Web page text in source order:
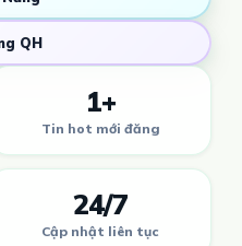
QH
1+
Tin hot mới đăng
24/7
Cập nhật liên tục